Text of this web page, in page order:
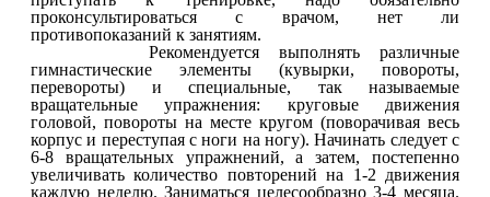
проконсультироваться с врачом, нет ли
противопоказаний к занятиям.
Рекомендуется выполнять различные
гимнастические элементы (кувырки, повороты,
перевороты) и специальные, так называемые
вращательные упражнения: круговые движения
головой, повороты на месте кругом (поворачивая весь
корпус и переступая с ноги на ногу). Начинать следует с
6-8 вращательных упражнений, а затем, постепенно
увеличивать количество повторений на 1-2 движения
каждую неделю. Заниматься целесообразно 3-4 месяца.